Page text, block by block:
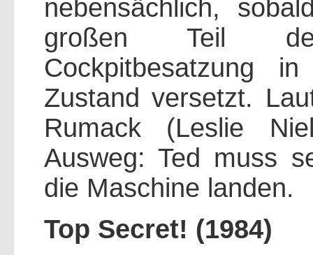
nebensächlich,
großen Teil
Cockpitbesatzung
Zustand versetzt.
Rumack (Leslie
Ausweg: Ted muss
die Maschine landen.
Top Secret! (1984)